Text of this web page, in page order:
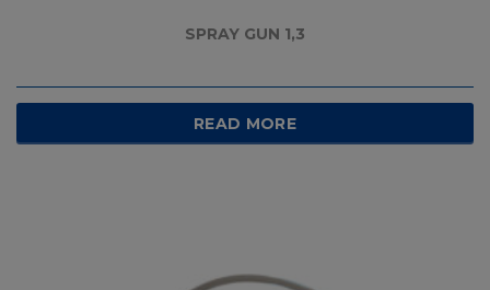
SPRAY GUN 1,3
READ MORE